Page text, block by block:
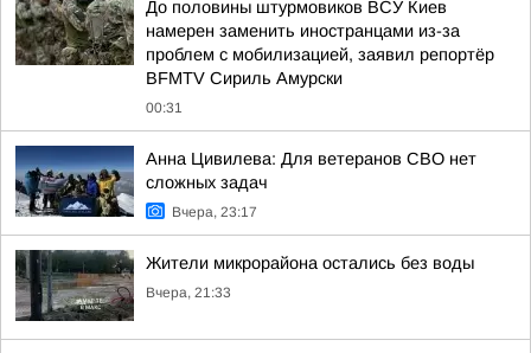
До половины штурмовиков ВСУ Киев
намерен заменить иностранцами из-за
проблем с мобилизацией, заявил репортёр
BFMTV Сириль Амурски
00:31
Анна Цивилева: Для ветеранов СВО нет
сложных задач
Вчера, 23:17
Жители микрорайона остались без воды
Вчера, 21:33